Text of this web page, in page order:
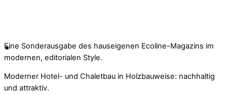
Eine Sonderausgabe des hauseigenen Ecoline-Magazins im
modernen, editorialen Style.
Moderner Hotel- und Chaletbau in Holzbauweise: nachhaltig
und attraktiv.